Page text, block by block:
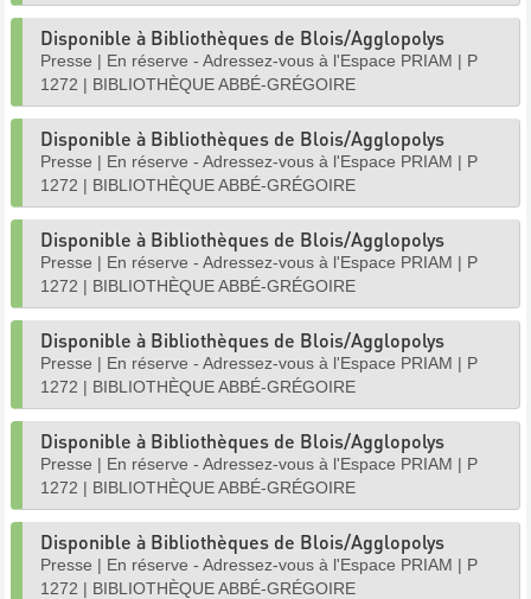
Disponible à Bibliothèques de Blois/Agglopolys
Presse | En réserve - Adressez-vous à l'Espace PRIAM | P
1272 | BIBLIOTHÈQUE ABBÉ-GRÉGOIRE
Disponible à Bibliothèques de Blois/Agglopolys
Presse | En réserve - Adressez-vous à l'Espace PRIAM | P
1272 | BIBLIOTHÈQUE ABBÉ-GRÉGOIRE
Disponible à Bibliothèques de Blois/Agglopolys
Presse | En réserve - Adressez-vous à l'Espace PRIAM | P
1272 | BIBLIOTHÈQUE ABBÉ-GRÉGOIRE
Disponible à Bibliothèques de Blois/Agglopolys
Presse | En réserve - Adressez-vous à l'Espace PRIAM | P
1272 | BIBLIOTHÈQUE ABBÉ-GRÉGOIRE
Disponible à Bibliothèques de Blois/Agglopolys
Presse | En réserve - Adressez-vous à l'Espace PRIAM | P
1272 | BIBLIOTHÈQUE ABBÉ-GRÉGOIRE
Disponible à Bibliothèques de Blois/Agglopolys
Presse | En réserve - Adressez-vous à l'Espace PRIAM | P
1272 | BIBLIOTHÈQUE ABBÉ-GRÉGOIRE